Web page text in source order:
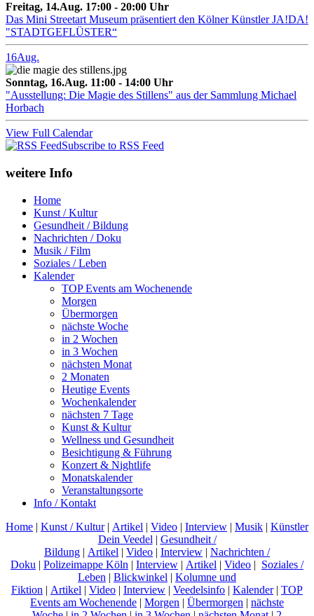
Freitag, 14.Aug. 17:00 - 20:00 Uhr
Das Mini Streetart Museum präsentiert den Kölner Künstler JA!DA!
"STADTGEFLÜSTER“
16Aug.
Sonntag, 16.Aug. 11:00 - 14:00 Uhr
"Ausstellung: Die Magie des Stillens" aus der Sammlung Michael
Horbach
View Full Calendar
Subscribe to RSS Feed
weitere Info
Home
Kunst / Kultur
Gesundheit / Bildung
Nachrichten / Doku
Musik / Film
Soziales / Leben
Kalender
TOP Events am Wochenende
Morgen
Übermorgen
nächste Woche
in 2 Wochen
in 3 Wochen
nächsten Monat
2 Monaten
Heutige Events
Wochenkalender
nächsten 7 Tage
Kunst & Kultur
Wellness und Gesundheit
Besichtigung & Führung
Konzert & Nightlife
Monatskalender
Veranstaltungsorte
Info / Kontakt
Home | Kunst / Kultur| Artikel | Video | Interview | Musik | Künstler
Dein Veedel | Gesundheit /
Bildung | Artikel | Video | Interview | Nachrichten /
Doku | Polizeimappe Köln | Interview | Artikel | Video | Soziales /
Leben | Blickwinkel | Kolumne und
Fiktion | Artikel | Video | Interview | Veedelsinfo | Kalender| TOP
Events am Wochenende | Morgen | Übermorgen | nächste